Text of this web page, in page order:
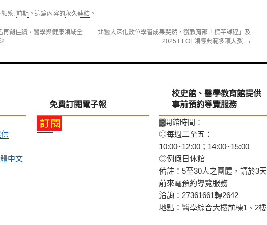
系, 前期 。這篇內容的永久連結 。
創佳績，醫學與健康領域全
北醫大深化數位學習成果斐然，獲教育部「標竿課程」及
2025 ELOE領導典範多項大獎 →
中文
免費訂閱電子報
校史館、醫學教育館提供
事前預約導覽服務
▓開館時間：
◎每週二至五：
10:00~12:00；14:00~15:00
◎例假日休館
備註：5至30人之團體，請於3天
前來電預約導覽服務
洽詢：27361661轉2642
地點：醫學綜合大樓前棟1、2樓